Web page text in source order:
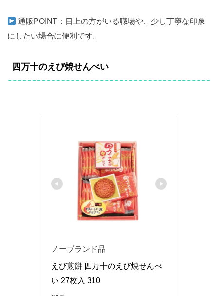
通販POINT：目上の方がいる職場や、少し丁寧な印象
にしたい場合に便利です。
四万十のえび焼せんべい
ノーブランド品
えび煎餅 四万十のえび焼せんべ
い 27枚入 310